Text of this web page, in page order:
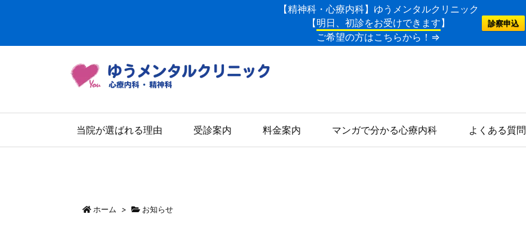
【精神科・心療内科】ゆうメンタルクリニック
【明日、初診をお受けできます】
ご希望の方はこちらから！⇒
診察申込
当院が選ばれる理由 受診案内 料金案内 マンガで分かる心療内科 よくある質問
ホーム > お知らせ